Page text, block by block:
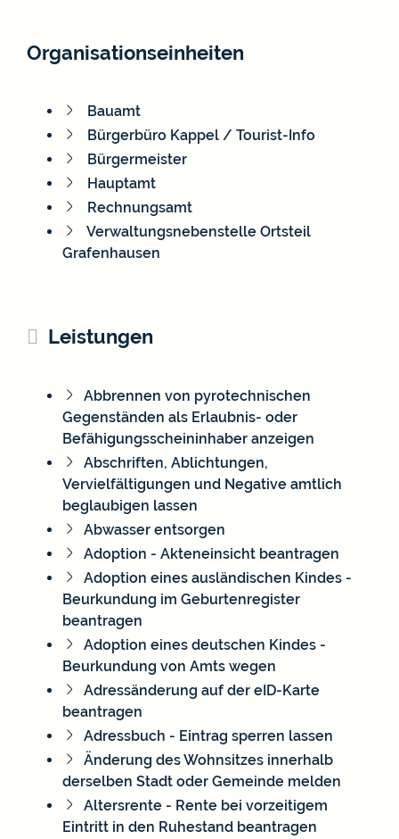
Organisationseinheiten
Bauamt
Bürgerbüro Kappel / Tourist-Info
Bürgermeister
Hauptamt
Rechnungsamt
Verwaltungsnebenstelle Ortsteil
Grafenhausen
Leistungen
Abbrennen von pyrotechnischen
Gegenständen als Erlaubnis- oder
Befähigungsscheininhaber anzeigen
Abschriften, Ablichtungen,
Vervielfältigungen und Negative amtlich
beglaubigen lassen
Abwasser entsorgen
Adoption - Akteneinsicht beantragen
Adoption eines ausländischen Kindes -
Beurkundung im Geburtenregister
beantragen
Adoption eines deutschen Kindes -
Beurkundung von Amts wegen
Adressänderung auf der eID-Karte
beantragen
Adressbuch - Eintrag sperren lassen
Änderung des Wohnsitzes innerhalb
derselben Stadt oder Gemeinde melden
Altersrente - Rente bei vorzeitigem
Eintritt in den Ruhestand beantragen